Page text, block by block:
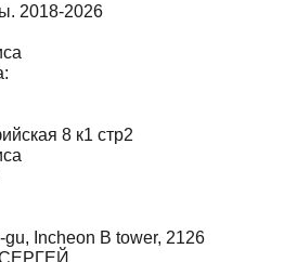
2018-2026
8 к1 стр2
Incheon B tower, 2126